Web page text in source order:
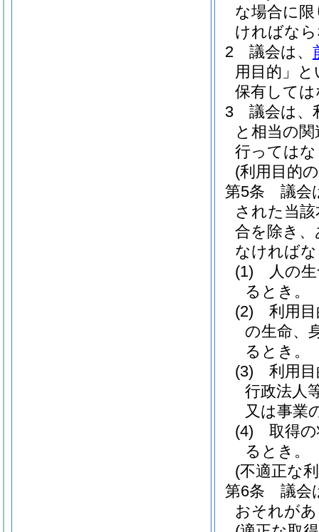
な場合に
ければな
2
議会は、
用目的」
保有して
3
議会は、
と相当の
行っては
(利用目的
第5条
議会
された当
合を除き
なければ
(1)
人の
るとき。
(2)
利用
の生命、
るとき。
(3)
利用
行政法人
又は事業
(4)
取得
るとき。
(不適正な
第6条
議会
おそれが